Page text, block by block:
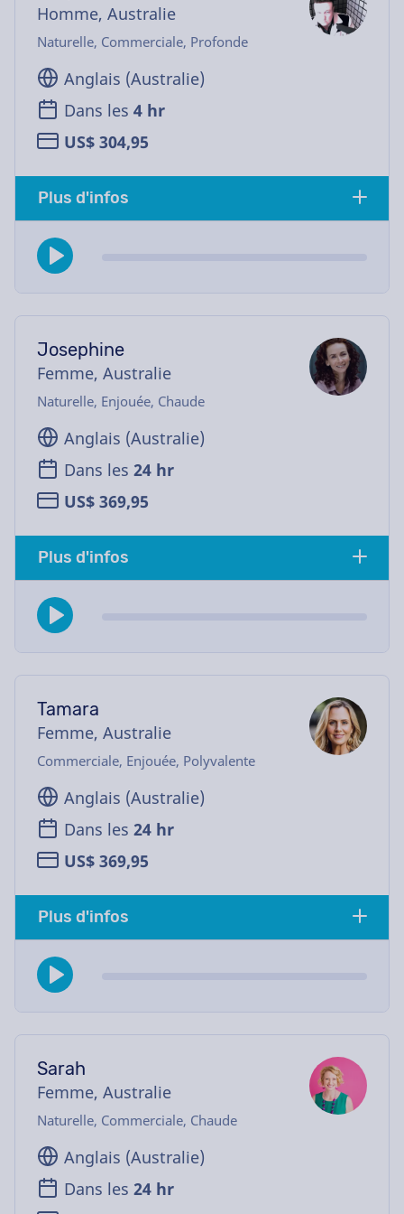
Homme, Australie
Naturelle, Commerciale, Profonde
Anglais (Australie)
Dans les 4 hr
US$ 304,95
Plus d'infos
Josephine
Femme, Australie
Naturelle, Enjouée, Chaude
Anglais (Australie)
Dans les 24 hr
US$ 369,95
Plus d'infos
Tamara
Femme, Australie
Commerciale, Enjouée, Polyvalente
Anglais (Australie)
Dans les 24 hr
US$ 369,95
Plus d'infos
Sarah
Femme, Australie
Naturelle, Commerciale, Chaude
Anglais (Australie)
Dans les 24 hr